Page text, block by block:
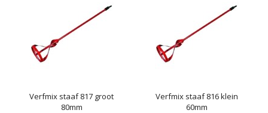
Verfmix staaf 817 groot
80mm
Verfmix staaf 816 klein
60mm